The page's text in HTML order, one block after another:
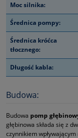
Moc silnika:
Średnica pompy:
Średnica króćca
tłocznego:
Długość kabla:
Budowa:
Budowa pomp
głębinowa składa się z
czynnikiem